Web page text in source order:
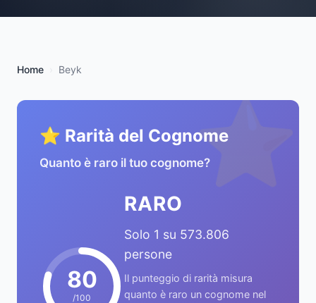
Home Beyk
⭐
⭐ Rarità del Cognome
Quanto è raro il tuo cognome?
80
/100
RARO
Solo 1 su 573.806
persone
Il punteggio di rarità misura
quanto è raro un cognome nel